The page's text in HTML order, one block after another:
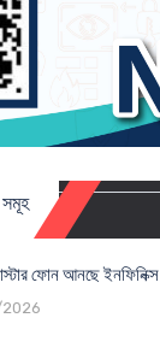
সমূহ
ফোন আনছে ইনফিনিক্স